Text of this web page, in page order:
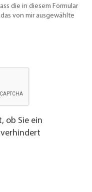
die in diesem Formular
von mir ausgewählte
ob Sie ein
verhindert